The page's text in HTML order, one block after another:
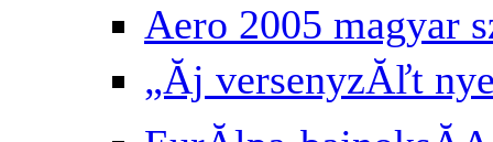
Aero 2005 magyar
„Ăj versenyzĂľt